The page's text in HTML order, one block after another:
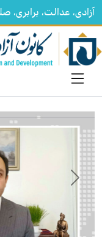
آزادی، عدالت، برابری،
قبلی